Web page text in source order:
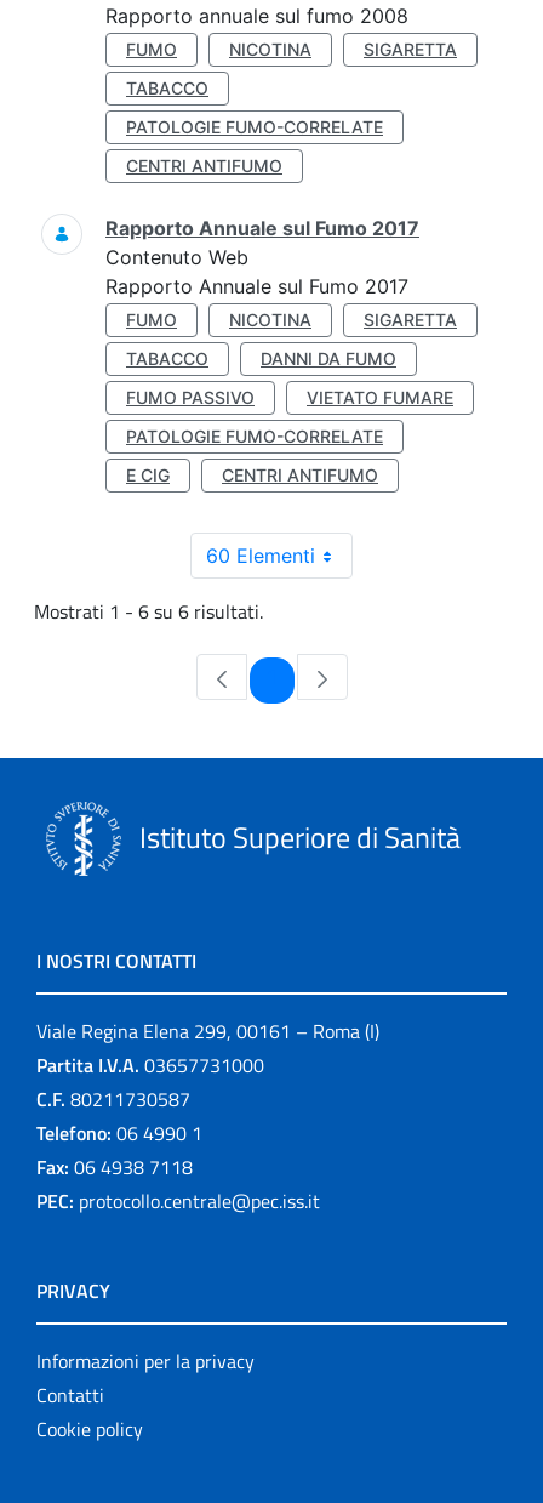
Rapporto annuale sul fumo 2008
FUMO NICOTINA
SIGARETTA
TABACCO
PATOLOGIE FUMO-CORRELATE
CENTRI ANTIFUMO
Rapporto Annuale sul Fumo 2017
Contenuto Web
Rapporto Annuale sul Fumo 2017
FUMO NICOTINA
SIGARETTA
TABACCO
DANNI DA FUMO
FUMO PASSIVO
VIETATO FUMARE
PATOLOGIE FUMO-CORRELATE
E CIG
CENTRI ANTIFUMO
60 Elementi
Mostrati 1 - 6 su 6 risultati.
Pagina
Istituto Superiore di Sanità
I NOSTRI CONTATTI
Viale Regina Elena 299, 00161 – Roma (I)
Partita I.V.A. 03657731000
C.F. 80211730587
Telefono: 06 4990 1
Fax: 06 4938 7118
PEC: protocollo.centrale@pec.iss.it
PRIVACY
Informazioni per la privacy
Contatti
Cookie policy